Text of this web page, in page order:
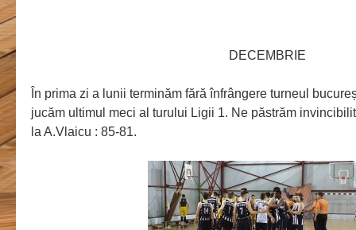
DECEMBRIE
În prima zi a lunii terminăm fără înfrângere turneul
jucăm ultimul meci al turului Ligii 1. Ne păstrăm
la A.Vlaicu : 85-81.